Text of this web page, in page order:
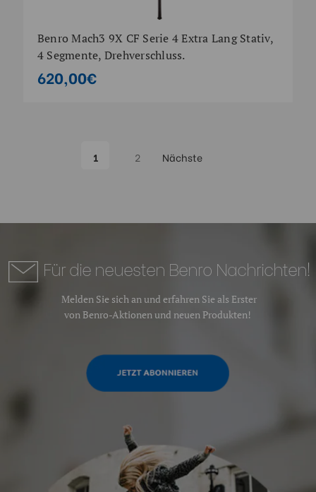
Benro Mach3 9X CF Serie 4 Extra Lang Stativ,
4 Segmente, Drehverschluss.
620,00€
1 2 Nächste
Melden Sie sich an und erfahren Sie als Erster
von Benro-Aktionen und neuen Produkten!
Für die neuesten Benro Nachrichten!